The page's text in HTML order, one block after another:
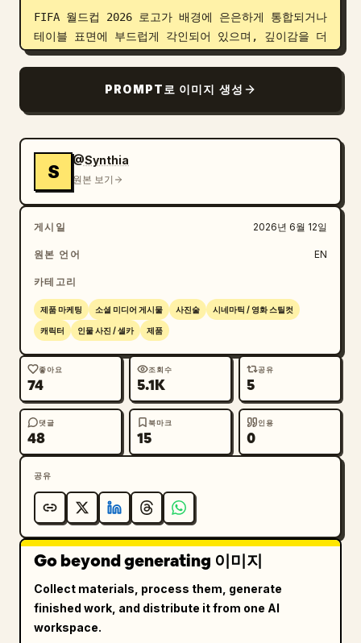
FIFA 월드컵 2026 로고가 배경에 은은하게 통합되거나
테이블 표면에 부드럽게 각인되어 있으며, 깊이감을 더
하기 위해 약간 초점이 흐려진 상태입니다.
이미지는 초고화질로, 메시와 전경 요소에 초점이 선명
하게 맞춰져 있으며, 부드럽고 예술적인 배경 흐림 효
니다. 조명은 영화적이고 극적이며, 세련된 대비, 절
제된 하이라이트, 따뜻한 황금빛 톤이 어우러져 고급스
럽고 우아한 분위기를 자아냅니다.
고급 스포츠 기념품 룸, 검은색 대리석 테이블 반사,
황금색 포인트, 프리미엄 인테리어 디자인, 얕은 심
튜디오 사진, 영화 같은 색감 보정, 8K 화질.
PROMPT로 이미지 생성
S
@Synthia
원본 보기
게시일 2026년 6월 12일
원본 언어 EN
카테고리
제품 마케팅 소셜 미디어 게시물 사진술 시네마틱 / 영화 스틸컷
캐릭터 인물 사진 / 셀카 제품
좋아요
74
조회수
5.1K
공유
5
댓글
48
북마크
15
인용
0
공유
Go beyond generating 이미지
Collect materials, process them, generate
finished work, and distribute it from one AI
workspace.